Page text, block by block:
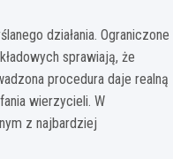
działania. Ograniczone
sprawiają, że
procedura daje realną
wierzycieli. W
z najbardziej